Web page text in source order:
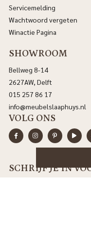
Servicemelding
Wachtwoord vergeten
Winactie Pagina
SHOWROOM
Bellweg 8-14
2627AW, Delft
015 257 86 17
info@meubelslaaphuys.nl
VOLG ONS
SCHRIJF JE IN